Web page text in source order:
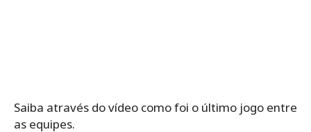
Saiba através do vídeo como foi o último jogo entre
as equipes.